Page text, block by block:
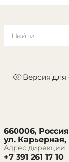
Версия
660006,
ул. Карьерная,
Адрес дирекции
+7 391 261 17 10